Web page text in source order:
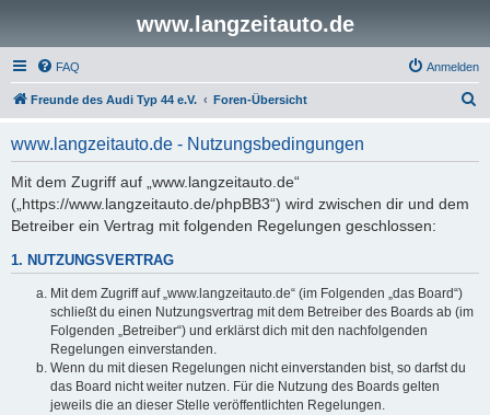
www.langzeitauto.de
FAQ Anmelden
Freunde des Audi Typ 44 e.V. Foren-Übersicht
www.langzeitauto.de - Nutzungsbedingungen
Mit dem Zugriff auf „www.langzeitauto.de“
(„https://www.langzeitauto.de/phpBB3“) wird zwischen dir und dem
Betreiber ein Vertrag mit folgenden Regelungen geschlossen:
1. NUTZUNGSVERTRAG
Mit dem Zugriff auf „www.langzeitauto.de“ (im Folgenden „das Board“)
schließt du einen Nutzungsvertrag mit dem Betreiber des Boards ab (im
Folgenden „Betreiber“) und erklärst dich mit den nachfolgenden
Regelungen einverstanden.
Wenn du mit diesen Regelungen nicht einverstanden bist, so darfst du
das Board nicht weiter nutzen. Für die Nutzung des Boards gelten
jeweils die an dieser Stelle veröffentlichten Regelungen.